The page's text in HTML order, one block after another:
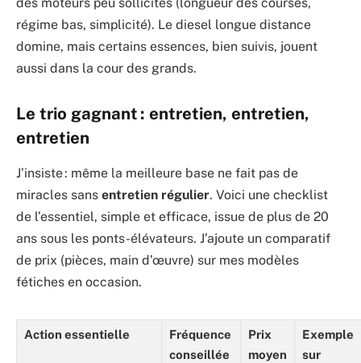
régime bas, simplicité). Le diesel longue distance
domine, mais certains essences, bien suivis, jouent
aussi dans la cour des grands.
Le trio gagnant : entretien, entretien,
entretien
J’insiste : même la meilleure base ne fait pas de
miracles sans entretien régulier. Voici une checklist
de l’essentiel, simple et efficace, issue de plus de 20
ans sous les ponts-élévateurs. J’ajoute un comparatif
de prix (pièces, main d’œuvre) sur mes modèles
fétiches en occasion.
Action essentielle
Fréquence
conseillée
Prix
moyen
Exemple
sur